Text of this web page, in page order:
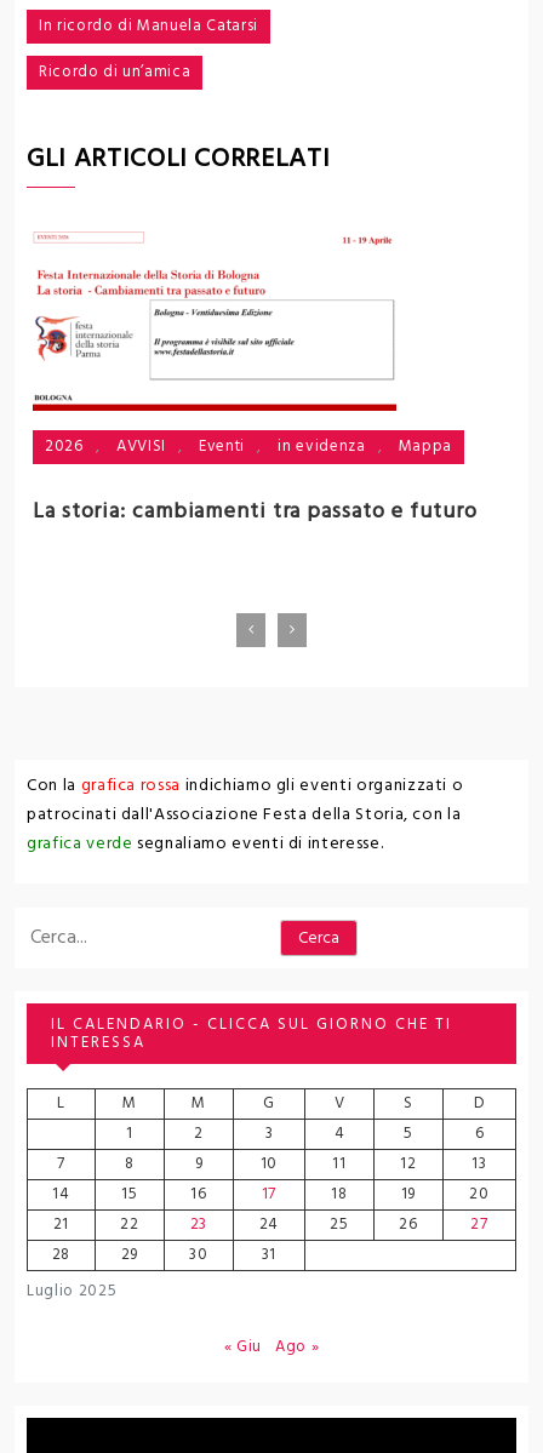
Navigazione
articoli
In ricordo di Manuela Catarsi
Ricordo di un’amica
GLI ARTICOLI CORRELATI
2026 , AVVISI , Eventi , in evidenza , Mappa
La storia: cambiamenti tra passato e futuro
Con la grafica rossa indichiamo gli eventi organizzati o
patrocinati dall'Associazione Festa della Storia, con la
grafica verde segnaliamo eventi di interesse.
Cerca Cerca
IL CALENDARIO - CLICCA SUL GIORNO CHE TI
INTERESSA
Luglio 2025
L M M G V S
D
1
2 3 4 5
6
7
8 9 10 11 12
13
14
15 16 17 18 19
20
21
22 23 24 25 26
27
28
29 30 31
« Giu Ago »